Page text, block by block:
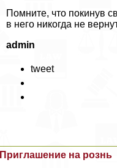
Помните, что покинув
в него никогда не
admin
tweet
Приглашение на рознь